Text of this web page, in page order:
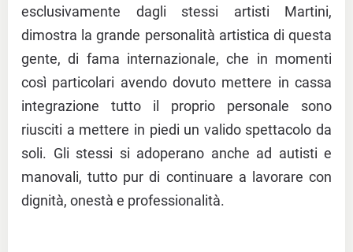
esclusivamente dagli stessi artisti Martini,
dimostra la grande personalità artistica di questa
gente, di fama internazionale, che in momenti
così particolari avendo dovuto mettere in cassa
integrazione tutto il proprio personale sono
riusciti a mettere in piedi un valido spettacolo da
soli. Gli stessi si adoperano anche ad autisti e
manovali, tutto pur di continuare a lavorare con
dignità, onestà e professionalità.